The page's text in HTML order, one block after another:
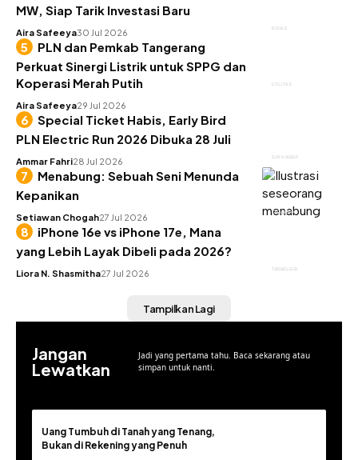
BISNIS
MW, Siap Tarik Investasi Baru
Aira Safeeya30 Jul 2026
UTILITAS
PLN dan Pemkab Tangerang
Perkuat Sinergi Listrik untuk SPPG dan
Koperasi Merah Putih
Aira Safeeya29 Jul 2026
GAYA HIDUP
Special Ticket Habis, Early Bird
PLN Electric Run 2026 Dibuka 28 Juli
Ammar Fahri28 Jul 2026
KEUANGAN
Menabung: Sebuah Seni Menunda
Kepanikan
Setiawan Chogah27 Jul 2026
TEKNOLOGI
iPhone 16e vs iPhone 17e, Mana
yang Lebih Layak Dibeli pada 2026?
Liora N. Shasmitha27 Jul 2026
Tampilkan Lagi
Jangan
Lewatkan
Jadi yang pertama tahu. Baca sekarang atau
simpan untuk nanti.
Uang Tumbuh di Tanah yang Tenang,
Bukan di Rekening yang Penuh